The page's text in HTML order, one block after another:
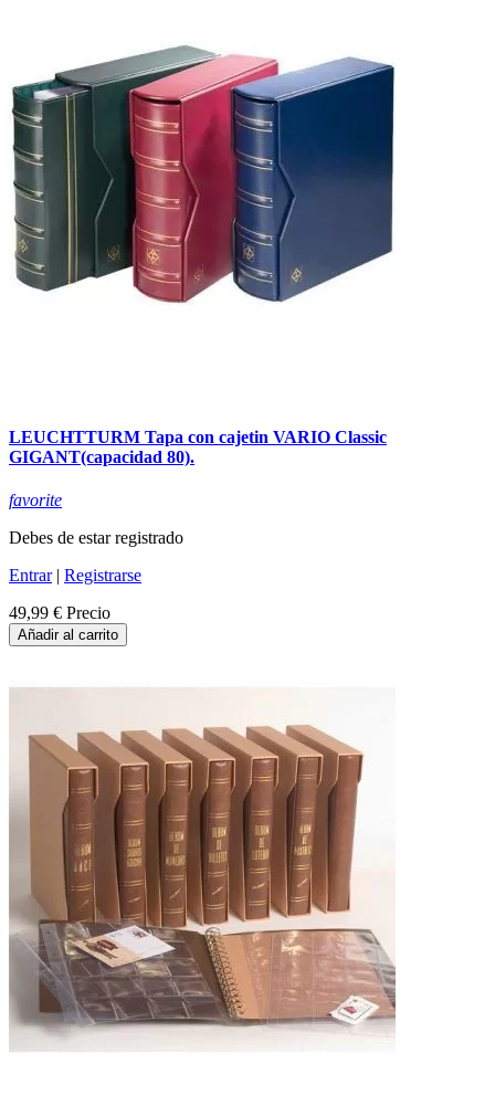
LEUCHTTURM Tapa con cajetin VARIO Classic
GIGANT(capacidad 80).
favorite
Debes de estar registrado
Entrar| Registrarse
49,99 € Precio
Añadir al carrito